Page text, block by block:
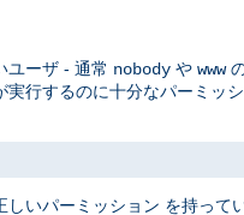
ユーザ - 通常 nobody や www
実行するのに十分なパーミッ
いパーミッション を持って